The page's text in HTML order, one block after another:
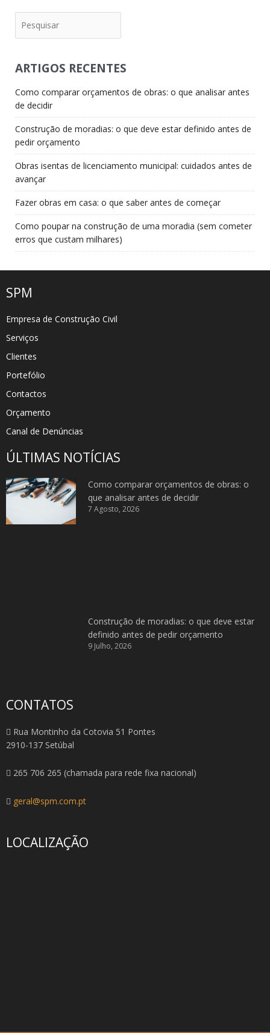
ARTIGOS RECENTES
Como comparar orçamentos de obras: o que analisar antes
de decidir
Construção de moradias: o que deve estar definido antes de
pedir orçamento
Obras isentas de licenciamento municipal: cuidados antes de
avançar
Fazer obras em casa: o que saber antes de começar
Como poupar na construção de uma moradia (sem cometer
erros que custam milhares)
SPM
Empresa de Construção Civil
Serviços
Clientes
Portefólio
Contactos
Orçamento
Canal de Denúncias
ÚLTIMAS NOTÍCIAS
Como comparar orçamentos de obras: o
que analisar antes de decidir
7 Agosto, 2026
Construção de moradias: o que deve estar
definido antes de pedir orçamento
9 Julho, 2026
CONTATOS
Rua Montinho da Cotovia 51 Pontes
2910-137 Setúbal
265 706 265 (chamada para rede fixa nacional)
geral@spm.com.pt
LOCALIZAÇÃO